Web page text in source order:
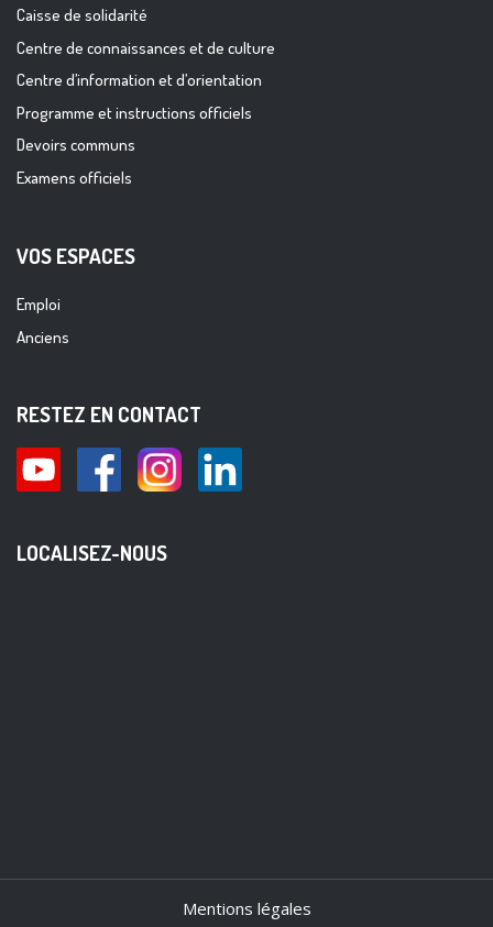
Caisse de solidarité
Centre de connaissances et de culture
Centre d’information et d’orientation
Programme et instructions officiels
Devoirs communs
Examens officiels
VOS ESPACES
Emploi
Anciens
RESTEZ EN CONTACT
LOCALISEZ-NOUS
Mentions légales